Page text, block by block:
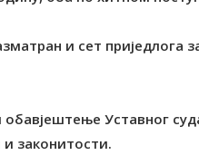
и сет приједлога
Уставног
законитости.